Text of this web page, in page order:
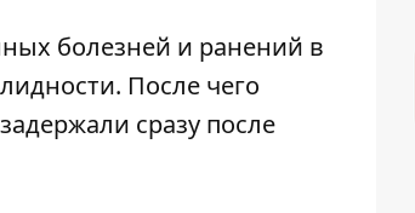
болезней и ранений в
После чего
сразу после